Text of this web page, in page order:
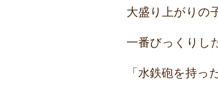
大盛り上がりの
一番びっくりし
「水鉄砲を持っ